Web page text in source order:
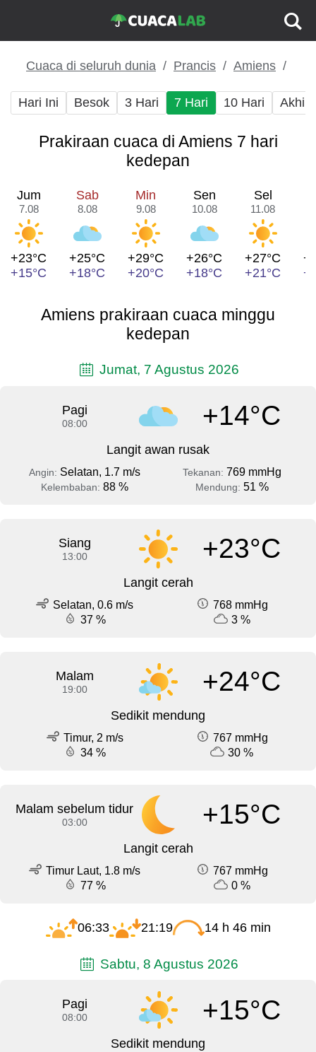
Cuaca di seluruh dunia Prancis Amiens
Hari Ini Besok 3 Hari 7 Hari 10 Hari Akhir
Prakiraan cuaca di Amiens 7 hari
kedepan
Jum
7.08
+23°C
+15°C
Sab
8.08
+25°C
+18°C
Min
9.08
+29°C
+20°C
Sen
10.08
+26°C
+18°C
Sel
11.08
+27°C
+21°C
Amiens prakiraan cuaca minggu
kedepan
Jumat, 7 Agustus 2026
Pagi
08:00 +14°C
Langit awan rusak
Angin: Selatan, 1.7 m/s Tekanan: 769 mmHg
Kelembaban: 88 % Mendung: 51 %
Siang
13:00 +23°C
Langit cerah
Selatan, 0.6 m/s
768 mmHg
37 %
3 %
Malam
19:00 +24°C
Sedikit mendung
Timur, 2 m/s
767 mmHg
34 %
30 %
Malam sebelum tidur
03:00 +15°C
Langit cerah
Timur Laut, 1.8 m/s
767 mmHg
77 %
0 %
06:33 21:19 14 h 46 min
Sabtu, 8 Agustus 2026
Pagi
08:00 +15°C
Sedikit mendung